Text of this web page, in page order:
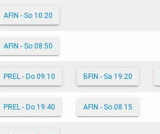
AFIN - So 10:20
AFIN - So 08:50
PREL - Do 09:10 BFIN - Sa 19:20
PREL - Do 19:40 AFIN - So 08:15